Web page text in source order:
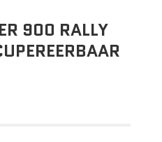
900 RALLY